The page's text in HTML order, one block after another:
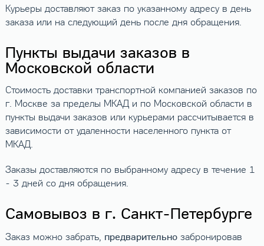
Курьеры доставляют заказ по указанному адресу в день
заказа или на следующий день после дня обращения.
Пункты выдачи заказов в
Московской области
Стоимость доставки транспортной компанией заказов по
г. Москве за пределы МКАД и по Московской области в
пункты выдачи заказов или курьерами рассчитывается в
зависимости от удаленности населенного пункта от
МКАД.
Заказы доставляются по выбранному адресу в течение 1
- 3 дней со дня обращения.
Самовывоз в г. Санкт-Петербурге
Заказ можно забрать, предварительнозабронировав